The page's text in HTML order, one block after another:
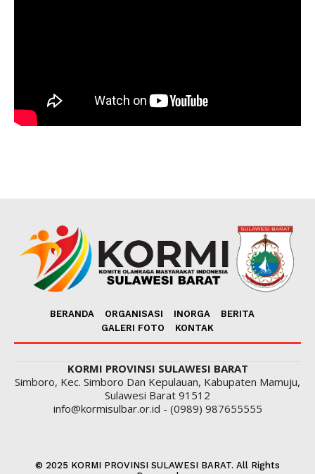
BERANDA ORGANISASI INORGA
BERITA
GALERI FOTO
KONTAK
KORMI PROVINSI SULAWESI BARAT
Simboro, Kec. Simboro Dan Kepulauan, Kabupaten Mamuju,
Sulawesi Barat 91512
info@kormisulbar.or.id - (0989) 987655555
© 2025 KORMI PROVINSI SULAWESI BARAT. All Rights